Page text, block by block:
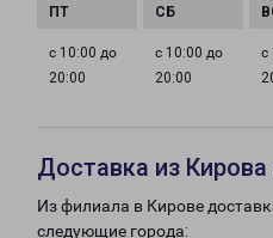
с 10:00 до
20:00
с 10:00 до
20:00
с
Доставка из
Из филиала в Кирове
следующие города: